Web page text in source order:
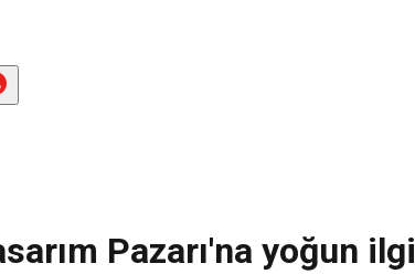
Pazarı'na yoğun ilgi